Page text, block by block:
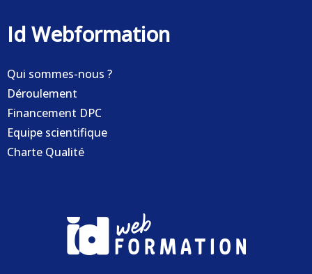
Id Webformation
Qui sommes-nous ?
Déroulement
Financement DPC
Equipe scientifique
Charte Qualité